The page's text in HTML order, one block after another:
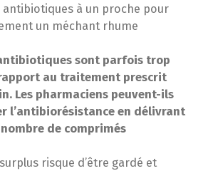
antibiotiques à un proche pour
un méchant rhume
sont parfois trop
au traitement prescrit
Les pharmaciens peuvent-ils
l’antibiorésistance en délivrant
de comprimés
risque d’être gardé et